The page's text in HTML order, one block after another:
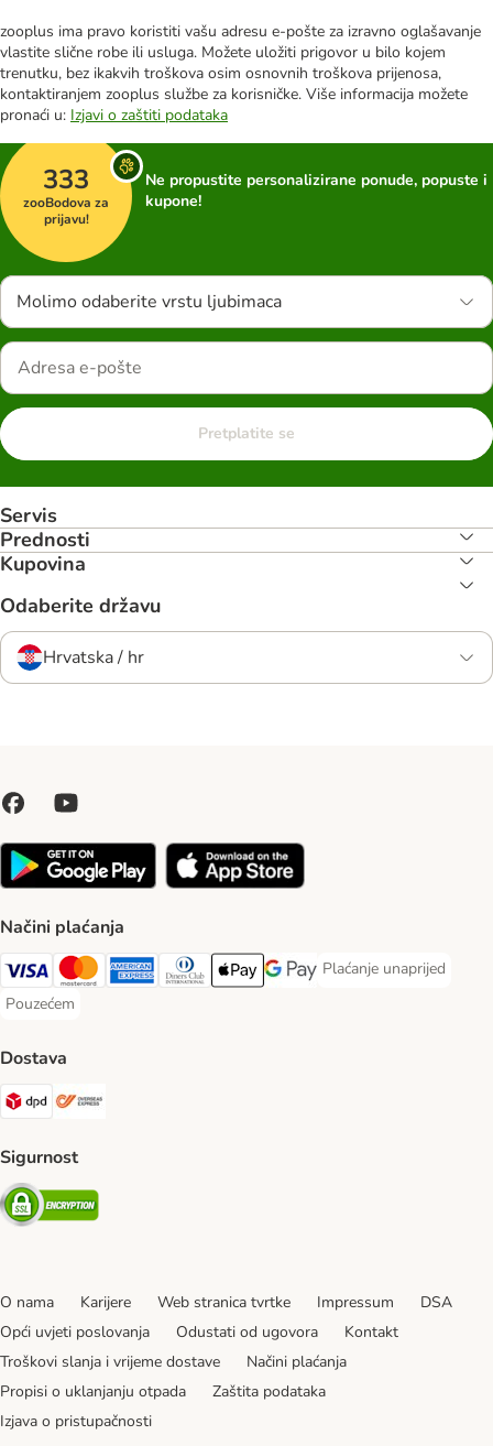
zooplus ima pravo koristiti vašu adresu e-pošte za izravno oglašavanje
vlastite slične robe ili usluga. Možete uložiti prigovor u bilo kojem
trenutku, bez ikakvih troškova osim osnovnih troškova prijenosa,
kontaktiranjem zooplus službe za korisničke. Više informacija možete
pronaći u: Izjavi o zaštiti podataka
333
zooBodova za
prijavu!
Ne propustite personalizirane ponude, popuste i
kupone!
Molimo odaberite vrstu ljubimaca
Pretplatite se
Servis
Prednosti
Kupovina
Odaberite državu
Hrvatska / hr
Načini plaćanja
Visa Payment Method
MasterCard Payment Method
American Express Payment Method
Diners Club Payment Method
Payment MethodGoogle pay Payment Method
Plaćanje unaprijed
Plaćanje unaprijed
Pouzećem
Pouzećem Payment Method
Dostava
DPD Shipping Method
Sigurnost
Security
O nama Karijere Web stranica tvrtke Impressum
DSA
Opći uvjeti poslovanja
Odustati od ugovora
Kontakt
Troškovi slanja i vrijeme dostave
Načini plaćanja
Propisi o uklanjanju otpada
Zaštita podataka
Izjava o pristupačnosti